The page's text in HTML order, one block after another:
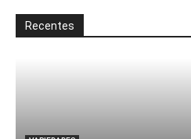
Recentes